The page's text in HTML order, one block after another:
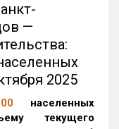
—
2025
населенных
текущего